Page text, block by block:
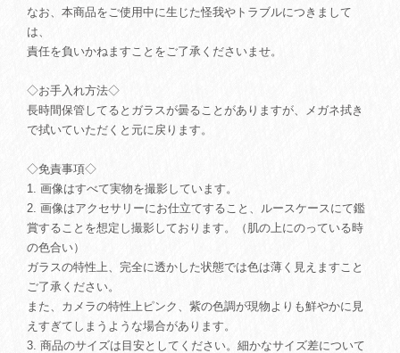
なお、本商品をご使用中に生じた怪我やトラブルにつきまして
は、
責任を負いかねますことをご了承くださいませ。
◇お手入れ方法◇
長時間保管してるとガラスが曇ることがありますが、メガネ拭き
で拭いていただくと元に戻ります。
◇免責事項◇
1. 画像はすべて実物を撮影しています。
2. 画像はアクセサリーにお仕立てすること、ルースケースにて鑑
賞することを想定し撮影しております。（肌の上にのっている時
の色合い）
ガラスの特性上、完全に透かした状態では色は薄く見えますこと
ご了承ください。
また、カメラの特性上ピンク、紫の色調が現物よりも鮮やかに見
えすぎてしまうような場合があります。
3. 商品のサイズは目安としてください。細かなサイズ差について